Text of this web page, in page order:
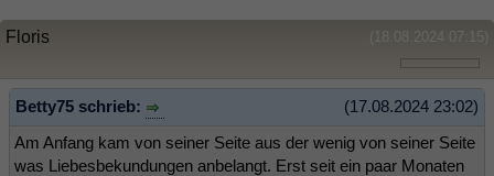
(18.08.2024 07:15)
Floris
(17.08.2024 23:02)
Betty75 schrieb:
Am Anfang kam von seiner Seite aus der wenig von seiner Seite
was Liebesbekundungen anbelangt. Erst seit ein paar Monaten